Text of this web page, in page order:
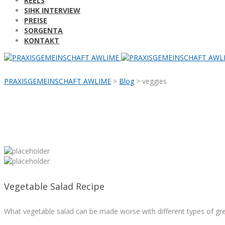
SIHK INTERVIEW
PREISE
SORGENTA
KONTAKT
PRAXISGEMEINSCHAFT AWLIME > Blog> veggies
Vegetable Salad Recipe
What vegetable salad can be made worse with different types of